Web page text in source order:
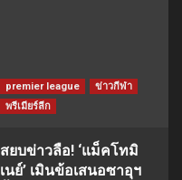
premier league
ข่าวกีฬา
พรีเมียร์ลีก
สยบข่าวลือ! ‘แม็คโทมิ
เนย์’ เมินข้อเสนอซาอุฯ